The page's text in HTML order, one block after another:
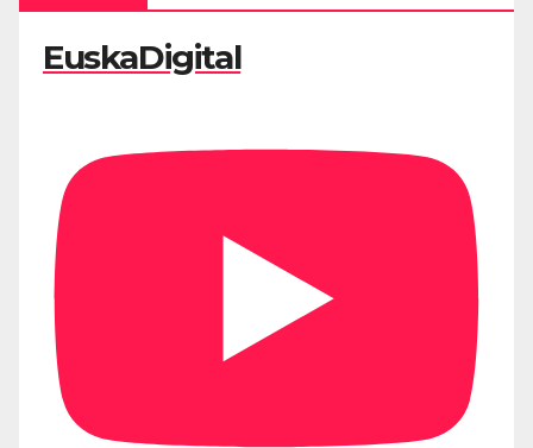
EuskaDigital